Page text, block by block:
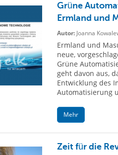
Grüne
Ermland und
Autor:Joanna
Ermland und
neue,
Grüne
geht davon aus,
Entwicklung des
Automatisierung
Mehr
Zeit für die